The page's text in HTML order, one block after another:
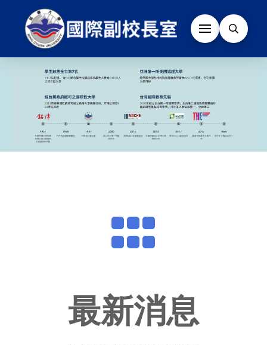
最新消息